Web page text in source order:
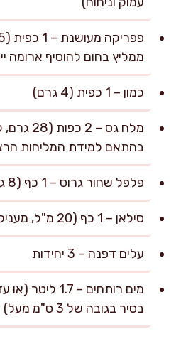
ממליץ בחום להוסיף ארומה
כמון – 1 כפית (4 גרם)
מלח גס –
בהתאם למידת המליחות
פלפל שחור גרוס – 1 כף (8 גרם)
סילאן – 1 כף (20 מ"ל, מעניק מתקתקות עמוקה)
עלים דפנה – 3 יחידות
מים רותחים –
בסיר בגובה של 3 ס"מ מעל)